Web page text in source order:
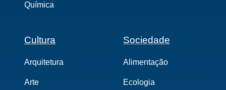
Química
Cultura
Arquitetura
Arte
Sociedade
Alimentação
Ecologia